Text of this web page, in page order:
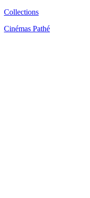
Collections
Cinémas Pathé